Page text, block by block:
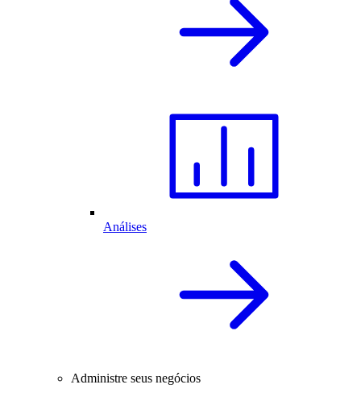
Análises
Administre seus negócios